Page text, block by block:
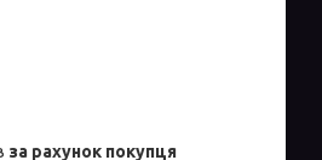
за рахунок покупця